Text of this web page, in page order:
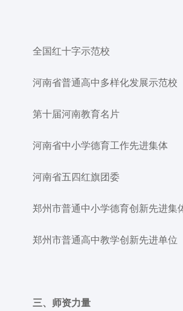
全国红十字示范校
河南省普通高中多样化发展示范校
第十届河南教育名片
河南省中小学德育工作先进集体
河南省五四红旗团委
郑州市普通中小学德育创新先进集
郑州市普通高中教学创新先进单位
三、师资力量